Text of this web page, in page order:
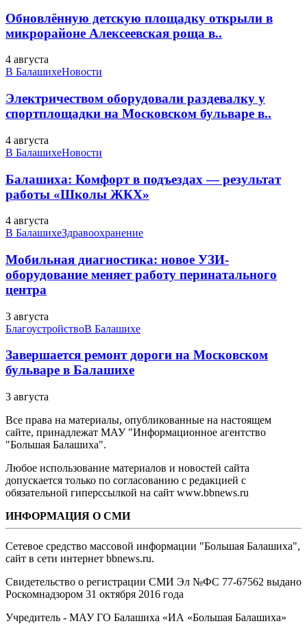
Обновлённую детскую площадку открыли в
микрорайоне Алексеевская роща в..
4 августа
В БалашихеНовости
Электричеством оборудовали раздевалку у
спортплощадки на Московском бульваре в..
4 августа
В БалашихеНовости
Балашиха: Комфорт в подъездах — результат
работы «Школы ЖКХ»
4 августа
В БалашихеЗдравоохранение
Мобильная диагностика: новое УЗИ-
оборудование меняет работу перинатального
центра
3 августа
БлагоустройствоВ Балашихе
Завершается ремонт дороги на Московском
бульваре в Балашихе
3 августа
Все права на материалы, опубликованные на настоящем
сайте, принадлежат МАУ "Информационное агентство
"Большая Балашиха".
Любое использование материалов и новостей сайта
допускается только по согласованию с редакцией с
обязательной гиперссылкой на сайт www.bbnews.ru
ИНФОРМАЦИЯ О СМИ
Сетевое средство массовой информации "Большая Балашиха",
сайт в сети интернет bbnews.ru.
Свидетельство о регистрации СМИ Эл №ФС ‎77-67562 выдано
Роскомнадзором 31 октября 2016 года
Учредитель - МАУ ГО Балашиха «ИА «Большая Балашиха»